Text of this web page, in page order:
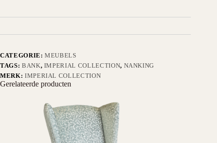
CATEGORIE:MEUBELS
TAGS: BANK, IMPERIAL COLLECTION, NANKING
MERK: IMPERIAL COLLECTION
Gerelateerde producten